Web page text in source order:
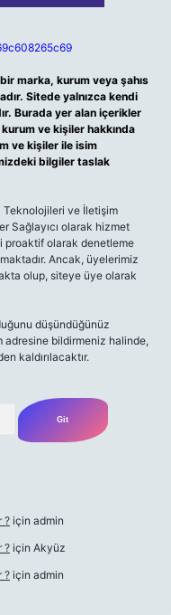
marka, kurum veya şahıs
Sitede yalnızca kendi
Burada yer alan içerikler
ve kişiler hakkında
ve kişiler ile isim
bilgiler taslak
Teknolojileri ve İletişim
Sağlayıcı olarak hizmet
proaktif olarak denetleme
Ancak, üyelerimiz
olup, siteye üye olarak
düşündüğünüz
adresine bildirmeniz halinde,
kaldırılacaktır.
? için admin
? için Akyüz
? için admin